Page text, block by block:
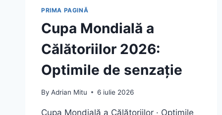
PRIMA PAGINĂ
Cupa Mondială a
Călătoriilor 2026:
Optimile de senzație
By Adrian Mitu 6 iulie 2026
Cupa Mondială a Călătoriilor · Optimile